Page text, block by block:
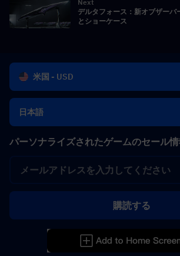
Next
デルタフォース：新オブザーバ
とショーケース
米国 - USD
日本語
パーソナライズされたゲームのセール
購読する